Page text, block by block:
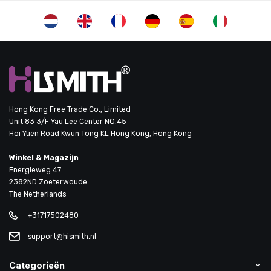
Hong Kong Free Trade Co., Limited
Unit 83 3/F Yau Lee Center NO.45
Hoi Yuen Road Kwun Tong KL Hong Kong, Hong Kong
Winkel & Magazijn
Energieweg 47
2382ND Zoeterwoude
The Netherlands
+31717502480
support@hismith.nl
Categorieën